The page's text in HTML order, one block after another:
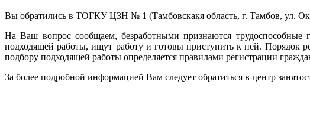
Вы обратились в ТОГКУ ЦЗН № 1 (Тамбовскакя область, г. Тамбов, ул.
На Ваш вопрос сообщаем, безработными признаются трудоспособные
подходящей работы, ищут работу и готовы приступить к ней. Порядок
подбору подходящей работы определяется правилами регистрации
За более подробной информацией Вам следует обратиться в центр